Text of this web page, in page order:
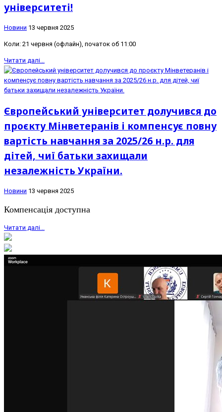
університеті!
Новини 13 червня 2025
Коли: 21 червня (офлайн), початок об 11:00
Читати далі...
Європейський університет долучився до
проєкту Мінветеранів і компенсує повну
вартість навчання за 2025/26 н.р. для
дітей, чиї батьки захищали
незалежність України.
Новини 13 червня 2025
Компенсація доступна
Читати далі...